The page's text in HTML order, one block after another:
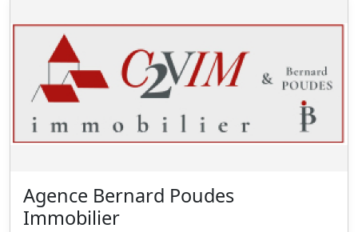
Agence Bernard Poudes
Immobilier